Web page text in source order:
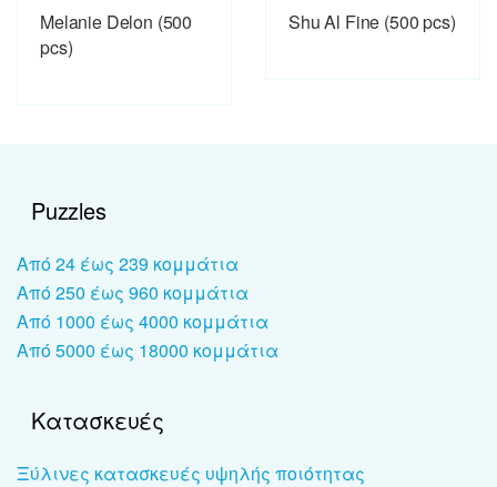
Melanie Delon (500
pcs)
Shu Al Fine (500 pcs)
Puzzles
Από 24 έως 239 κομμάτια
Από 250 έως 960 κομμάτια
Από 1000 έως 4000 κομμάτια
Από 5000 έως 18000 κομμάτια
Κατασκευές
Ξύλινες κατασκευές υψηλής ποιότητας